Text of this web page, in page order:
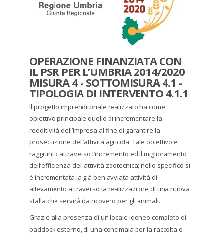
OPERAZIONE FINANZIATA CON
IL PSR PER L’UMBRIA 2014/2020
MISURA 4 - SOTTOMISURA 4.1 -
TIPOLOGIA DI INTERVENTO 4.1.1
Il progetto imprenditoriale realizzato ha come
obiettivo principale quello di incrementare la
redditività dell’impresa al fine di garantire la
prosecuzione dell’attività agricola. Tale obiettivo è
raggiunto attraverso l’incremento ed il miglioramento
dell’efficienza dell’attività zootecnica; nello specifico si
è incrementata la già ben avviata attività di
allevamento attraverso la realizzazione di una nuova
stalla che servirà da ricovero per gli animali.
Grazie alla presenza di un locale idoneo completo di
paddock esterno, di una concimaia per la raccolta e